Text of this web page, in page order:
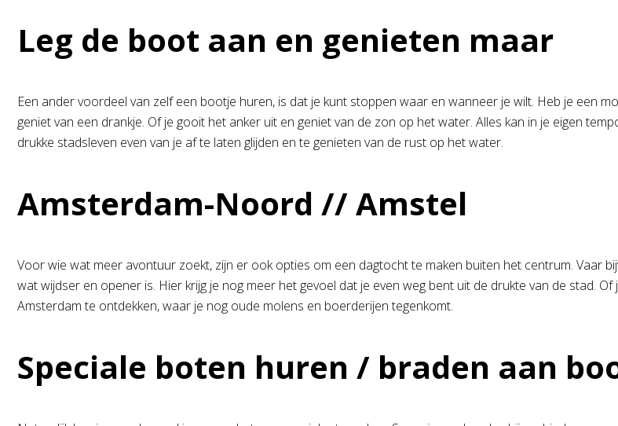
Leg de boot aan en genieten maar
Een ander voordeel van zelf een bootje huren, is dat je kunt stoppen waar en wanneer je wilt. Heb je een
geniet van een drankje. Of je gooit het anker uit en geniet van de zon op het water. Alles kan in je eigen
drukke stadsleven even van je af te laten glijden en te genieten van de rust op het water.
Amsterdam-Noord // Amstel
Voor wie wat meer avontuur zoekt, zijn er ook opties om een dagtocht te maken buiten het centrum. Vaar
wat wijdser en opener is. Hier krijg je nog meer het gevoel dat je even weg bent uit de drukte van de stad.
Amsterdam te ontdekken, waar je nog oude molens en boerderijen tegenkomt.
Speciale boten huren / braden aan